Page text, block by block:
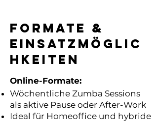
Formate &
Einsatzmöglic
hkeiten
Online-Formate:
Wöchentliche Zumba Sessions
als aktive Pause oder After-Work
Ideal für Homeoffice und hybride